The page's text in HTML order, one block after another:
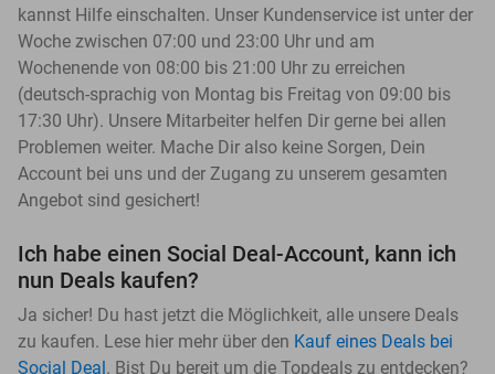
kannst Hilfe einschalten. Unser Kundenservice ist unter der
Woche zwischen 07:00 und 23:00 Uhr und am
Wochenende von 08:00 bis 21:00 Uhr zu erreichen
(deutsch-sprachig von Montag bis Freitag von 09:00 bis
17:30 Uhr). Unsere Mitarbeiter helfen Dir gerne bei allen
Problemen weiter. Mache Dir also keine Sorgen, Dein
Account bei uns und der Zugang zu unserem gesamten
Angebot sind gesichert!
Ich habe einen Social Deal-Account, kann ich
nun Deals kaufen?
Ja sicher! Du hast jetzt die Möglichkeit, alle unsere Deals
zu kaufen. Lese hier mehr über den Kauf eines Deals bei
Social Deal. Bist Du bereit um die Topdeals zu entdecken?